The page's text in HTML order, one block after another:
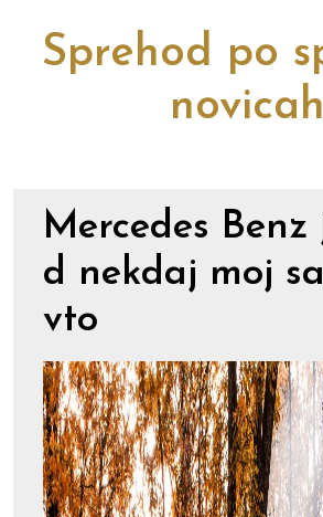
Sprehod po
novicah
Mercedes Benz
d nekdaj moj
vto